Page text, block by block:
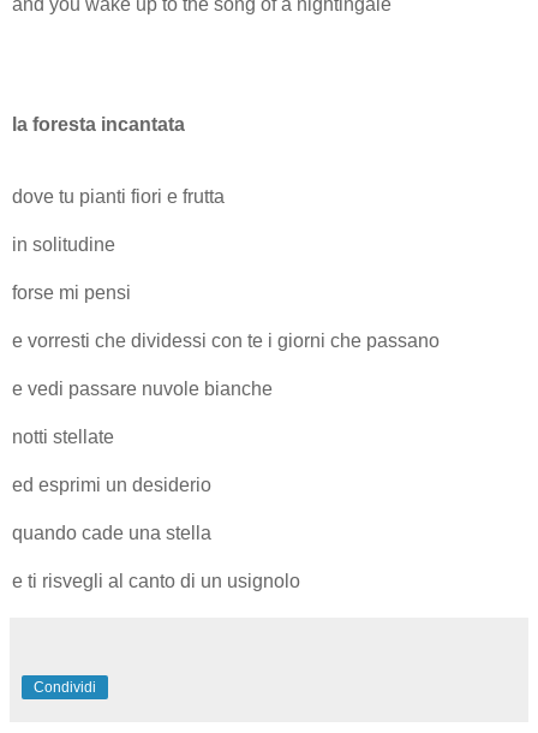
and you wake up to the song of a nightingale
la foresta incantata
dove tu pianti fiori e frutta
in solitudine
forse mi pensi
e vorresti che dividessi con te i giorni che passano
e vedi passare nuvole bianche
notti stellate
ed esprimi un desiderio
quando cade una stella
e ti risvegli al canto di un usignolo
Condividi